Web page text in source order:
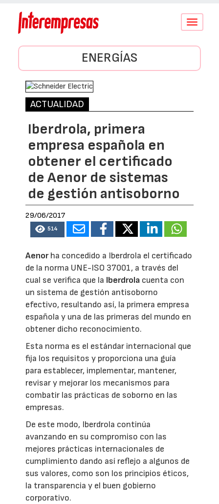
Conmutar
ENERGÍAS
ACTUALIDAD
Iberdrola, primera
empresa española en
obtener el certificado
de Aenor de sistemas
de gestión antisoborno
29/06/2017
514
Aenorha concedido a Iberdrola el certificado
de la norma UNE-ISO 37001, a través del
cual se verifica que la Iberdrola cuenta con
un sistema de gestión antisoborno
efectivo, resultando así, la primera empresa
española y una de las primeras del mundo en
obtener dicho reconocimiento.
Esta norma es el estándar internacional que
fija los requisitos y proporciona una guía
para establecer, implementar, mantener,
revisar y mejorar los mecanismos para
combatir las prácticas de soborno en las
empresas.
De este modo, Iberdrola continúa
avanzando en su compromiso con las
mejores prácticas internacionales de
cumplimiento dando así reflejo a algunos de
sus valores, como son los principios éticos,
la transparencia y el buen gobierno
corporativo.